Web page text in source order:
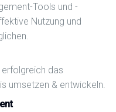
Tools und -
Nutzung und
erfolgreich das
umsetzen & entwickeln.